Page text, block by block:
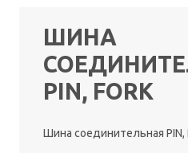
ШИНА
PIN, FORK
Шина соединительная PIN,